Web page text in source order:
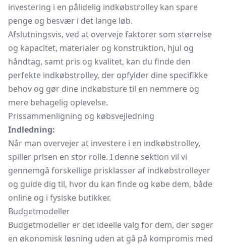
investering i en pålidelig indkøbstrolley kan spare
penge og besvær i det lange løb.
Afslutningsvis, ved at overveje faktorer som størrelse
og kapacitet, materialer og konstruktion, hjul og
håndtag, samt pris og kvalitet, kan du finde den
perfekte indkøbstrolley, der opfylder dine specifikke
behov og gør dine indkøbsture til en nemmere og
mere behagelig oplevelse.
Prissammenligning og købsvejledning
Indledning:
Når man overvejer at investere i en indkøbstrolley,
spiller prisen en stor rolle. I denne sektion vil vi
gennemgå forskellige prisklasser af indkøbstrolleyer
og guide dig til, hvor du kan finde og købe dem, både
online og i fysiske butikker.
Budgetmodeller
Budgetmodeller er det ideelle valg for dem, der søger
en økonomisk løsning uden at gå på kompromis med